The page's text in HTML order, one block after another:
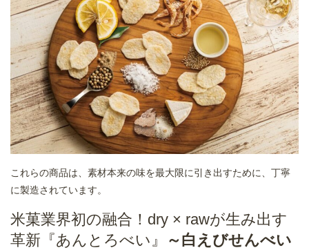
これらの商品は、素材本来の味を最大限に引き出すために、丁寧
に製造されています。
米菓業界初の融合！dry × rawが生み出す
革新『あんとろべい』
～白えびせんべい